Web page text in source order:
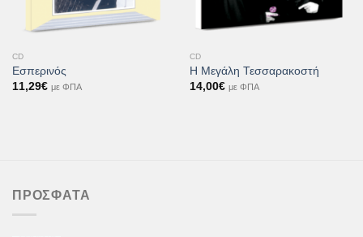
CD
Εσπερινός
11,29€ με ΦΠΑ
CD
Η Μεγάλη Τεσσαρακοστή
14,00€ με ΦΠΑ
ΠΡΌΣΦΑΤΑ